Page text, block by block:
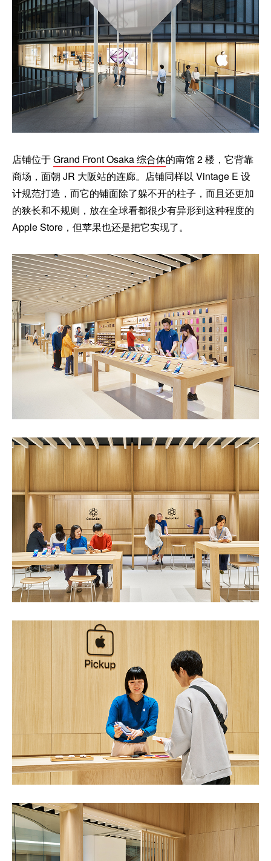
店铺位于Grand Front Osaka 综合体的南馆 2 楼，它背靠
商场，面朝 JR 大阪站的连廊。店铺同样以 Vintage E 设
计规范打造，而它的铺面除了躲不开的柱子，而且还更加
的狭长和不规则，放在全球看都很少有异形到这种程度的
Apple Store，但苹果也还是把它实现了。